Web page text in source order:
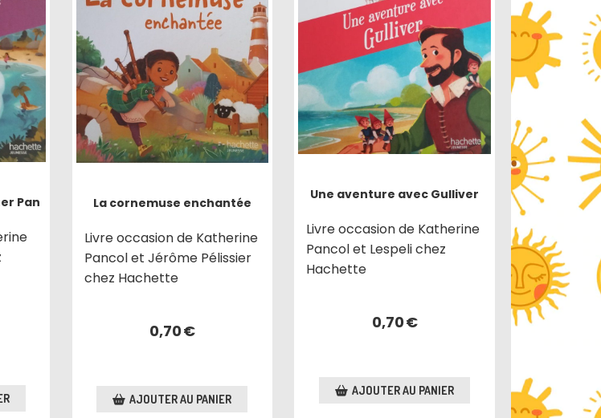
Pan La cornemuse enchantée
Livre occasion de Katherine
Pancol et Jérôme Pélissier
chez Hachette
0,70€
AJOUTER AU PANIER
Une aventure avec Gulliver
Livre occasion de Katherine
Pancol et Lespeli chez
Hachette
0,70€
AJOUTER AU PANIER